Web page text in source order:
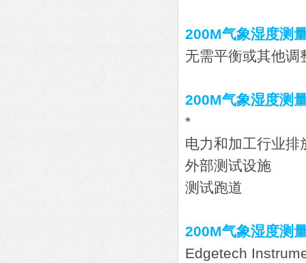
200M气象湿度测
无需平衡或其他调
200M气象湿度测
*
电力和加工行业排
外部测试设施
测试跑道
200M气象湿度测
Edgetech